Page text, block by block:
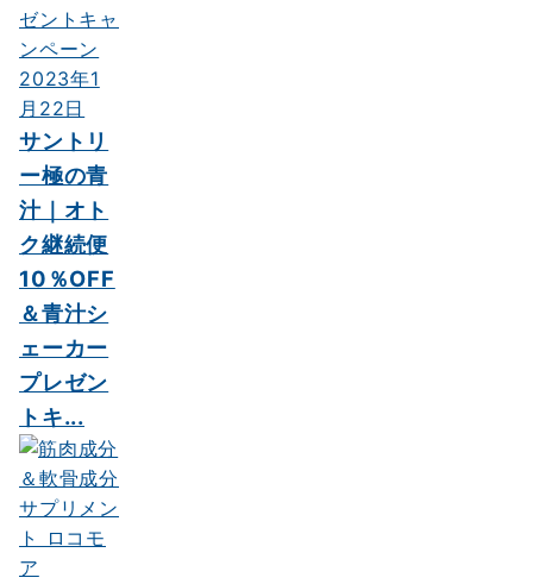
2023年1
月22日
サントリ
ー極の青
汁｜オト
ク継続便
10％OFF
＆青汁シ
ェーカー
プレゼン
トキ...